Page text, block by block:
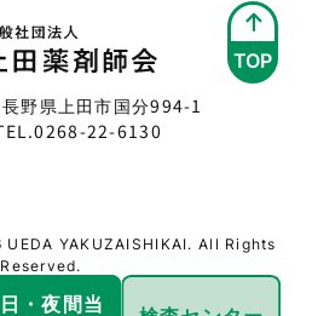
・夜間当
TOP
野県上田市国分994-1
0268-22-6130
YAKUZAISHIKAI. All Rights
Reserved.